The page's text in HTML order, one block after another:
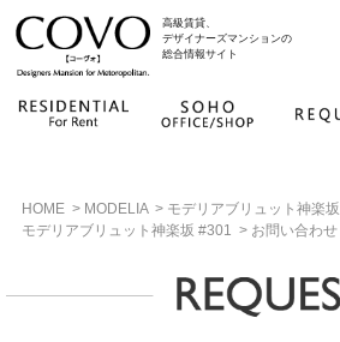
高級賃貸、
デザイナーズマンションの
総合情報サイト
HOME > MODELIA > モデリアブリュット神楽坂
モデリアブリュット神楽坂 #301 > お問い合わせ